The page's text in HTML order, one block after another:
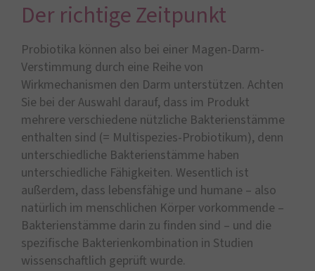
Der richtige Zeitpunkt
Probiotika können also bei einer Magen-Darm-
Verstimmung durch eine Reihe von
Wirkmechanismen den Darm unterstützen. Achten
Sie bei der Auswahl darauf, dass im Produkt
mehrere verschiedene nützliche Bakterienstämme
enthalten sind (= Multispezies-Probiotikum), denn
unterschiedliche Bakterienstämme haben
unterschiedliche Fähigkeiten. Wesentlich ist
außerdem, dass lebensfähige und humane – also
natürlich im menschlichen Körper vorkommende –
Bakterienstämme darin zu finden sind – und die
spezifische Bakterienkombination in Studien
wissenschaftlich geprüft wurde.